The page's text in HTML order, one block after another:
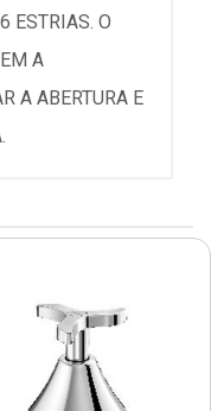
ESTRIAS. O
A
A ABERTURA E